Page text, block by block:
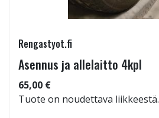
Rengastyot.fi
Asennus ja allelaitto 4kpl
65,00 €
Tuote on noudettava liikkeestä.